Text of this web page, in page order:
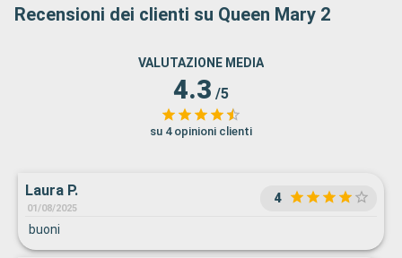
Recensioni dei clienti su Queen Mary 2
VALUTAZIONE MEDIA
4.3 /5
su 4 opinioni clienti
Laura P.
01/08/2025
4
buoni